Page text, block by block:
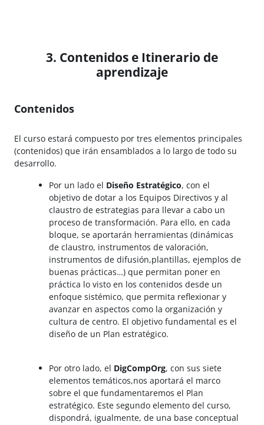
3. Contenidos e Itinerario de
aprendizaje
Contenidos
El curso estará compuesto por tres elementos principales
(contenidos) que irán ensamblados a lo largo de todo su
desarrollo.
Por un lado el Diseño Estratégico, con el
objetivo de dotar a los Equipos Directivos y al
claustro de estrategias para llevar a cabo un
proceso de transformación. Para ello, en cada
bloque, se aportarán herramientas (dinámicas
de claustro, instrumentos de valoración,
instrumentos de difusión,plantillas, ejemplos de
buenas prácticas…) que permitan poner en
práctica lo visto en los contenidos desde un
enfoque sistémico, que permita reflexionar y
avanzar en aspectos como la organización y
cultura de centro. El objetivo fundamental es el
diseño de un Plan estratégico.
Por otro lado, el DigCompOrg, con sus siete
elementos temáticos,nos aportará el marco
sobre el que fundamentaremos el Plan
estratégico. Este segundo elemento del curso,
dispondrá, igualmente, de una base conceptual